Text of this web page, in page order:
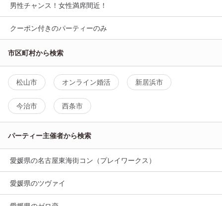
男性チャンス！女性満席間近！
クーポン付きのパーティーのみ
市区町村から検索
松山市 オンライン婚活 新居浜市
今治市 西条市
パーティー主催者から検索
愛媛県の名古屋東海街コン（プレイワークス）
愛媛県のツヴァイ